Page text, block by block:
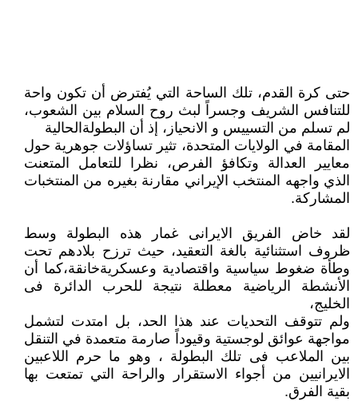
حتى كرة القدم، تلك الساحة التي يُفترض أن تكون واحة
للتنافس الشريف وجسراً لبث روح السلام بين الشعوب،
لم تسلم من التسييس و الانحياز، إذ أن البطولةالحالية
المقامة في الولايات المتحدة، تثير تساؤلات جوهرية حول
معايير العدالة وتكافؤ الفرص، نظرا للتعامل المتعنت
الذي واجهه المنتخب الإيراني مقارنة بغيره من المنتخبات
المشاركة.
لقد خاض الفريق الايرانى غمار هذه البطولة وسط
ظروف استثنائية بالغة التعقيد، حيث ترزح بلادهم تحت
وطأة ضغوط سياسية واقتصادية وعسكريةخانقة،كما أن
الأنشطة الرياضية معطلة نتيجة للحرب الدائرة فى
الخليج،
ولم تتوقف التحديات عند هذا الحد، بل امتدت لتشمل
مواجهة عوائق لوجستية وقيوداً صارمة متعمدة في التنقل
بين الملاعب فى تلك البطولة ، وهو ما حرم اللاعبين
الايرانيين من أجواء الاستقرار والراحة التي تمتعت بها
بقية الفرق.